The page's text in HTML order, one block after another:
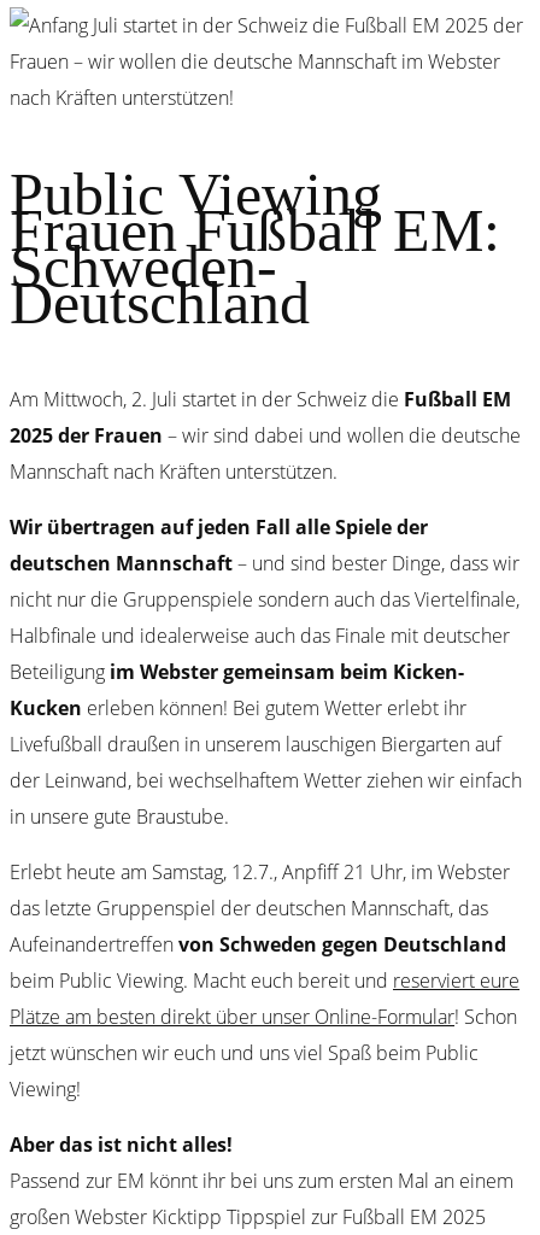
Public Viewing
Frauen Fußball EM:
Schweden-
Deutschland
Am Mittwoch, 2. Juli startet in der Schweiz die Fußball EM
2025 der Frauen – wir sind dabei und wollen die deutsche
Mannschaft nach Kräften unterstützen.
Wir übertragen auf jeden Fall alle Spiele der
deutschen Mannschaft– und sind bester Dinge, dass wir
nicht nur die Gruppenspiele sondern auch das Viertelfinale,
Halbfinale und idealerweise auch das Finale mit deutscher
Beteiligung im Webster gemeinsam beim Kicken-
Kucken erleben können! Bei gutem Wetter erlebt ihr
Livefußball draußen in unserem lauschigen Biergarten auf
der Leinwand, bei wechselhaftem Wetter ziehen wir einfach
in unsere gute Braustube.
Erlebt heute am Samstag, 12.7., Anpfiff 21 Uhr, im Webster
das letzte Gruppenspiel der deutschen Mannschaft, das
Aufeinandertreffenvon Schweden gegen Deutschland
beim Public Viewing. Macht euch bereit und reserviert eure
Plätze am besten direkt über unser Online-Formular! Schon
jetzt wünschen wir euch und uns viel Spaß beim Public
Viewing!
Aber das ist nicht alles!
Passend zur EM könnt ihr bei uns zum ersten Mal an einem
großen Webster Kicktipp Tippspiel zur Fußball EM 2025